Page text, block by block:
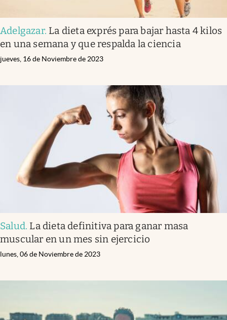
Adelgazar. La dieta exprés para bajar hasta 4 kilos
en una semana y que respalda la ciencia
jueves, 16 de Noviembre de 2023
Salud. La dieta definitiva para ganar masa
muscular en un mes sin ejercicio
lunes, 06 de Noviembre de 2023